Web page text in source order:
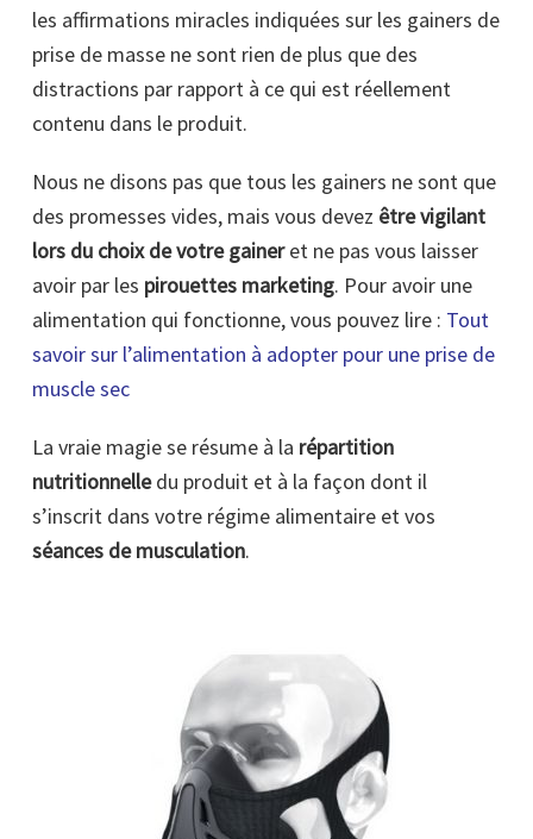
les affirmations miracles indiquées sur les gainers de
prise de masse ne sont rien de plus que des
distractions par rapport à ce qui est réellement
contenu dans le produit.
Nous ne disons pas que tous les gainers ne sont que
des promesses vides, mais vous devez être vigilant
lors du choix de votre gaineret ne pas vous laisser
avoir par les pirouettes marketing. Pour avoir une
alimentation qui fonctionne, vous pouvez lire : Tout
savoir sur l’alimentation à adopter pour une prise de
muscle sec
La vraie magie se résume à la répartition
nutritionnelledu produit et à la façon dont il
s’inscrit dans votre régime alimentaire et vos
séances de musculation.